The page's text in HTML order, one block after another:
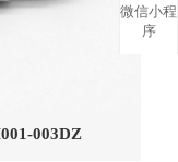
003DZ
微信小程
序